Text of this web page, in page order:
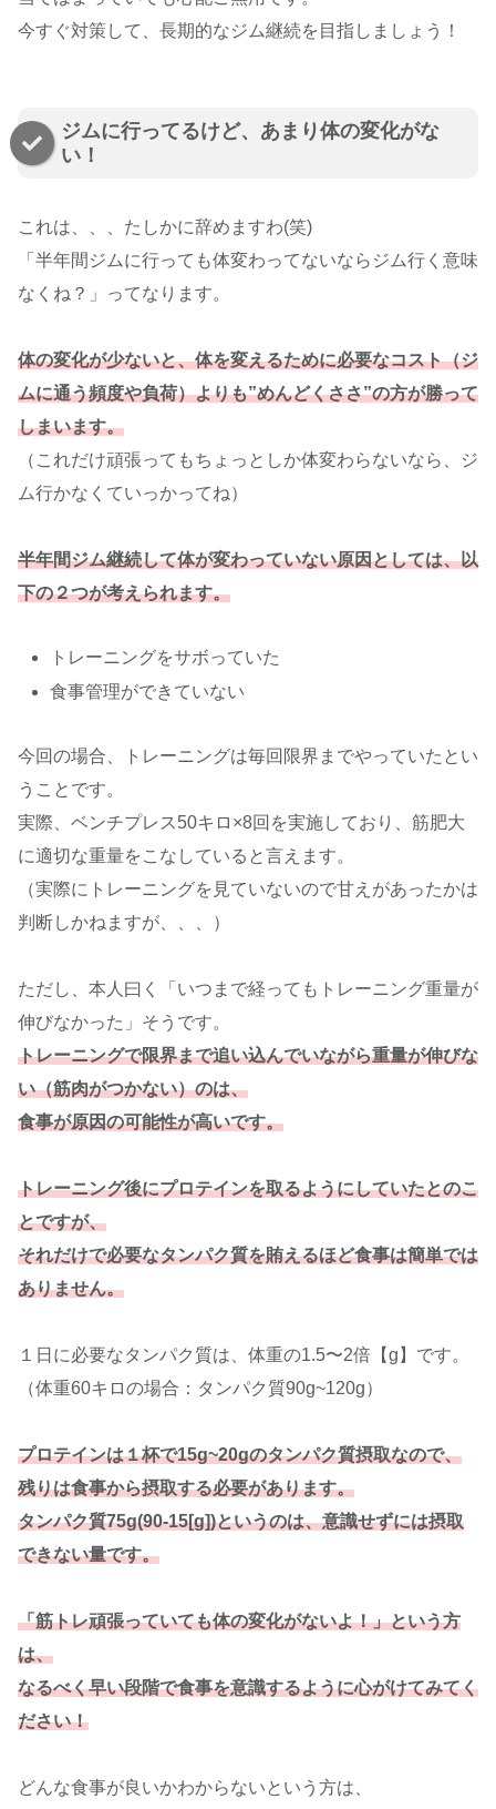
今すぐ対策して、長期的なジム継続を目指しましょう！
ジムに行ってるけど、あまり体の変化がな
い！
これは、、、たしかに辞めますわ(笑)
「半年間ジムに行っても体変わってないならジム行く意味
なくね？」ってなります。
体の変化が少ないと、体を変えるために必要なコスト（ジ
ムに通う頻度や負荷）よりも”めんどくささ”の方が勝って
しまいます。
（これだけ頑張ってもちょっとしか体変わらないなら、ジ
ム行かなくていっかってね）
半年間ジム継続して体が変わっていない原因としては、以
下の２つが考えられます。
トレーニングをサボっていた
食事管理ができていない
今回の場合、トレーニングは毎回限界までやっていたとい
うことです。
実際、ベンチプレス50キロ×8回を実施しており、筋肥大
に適切な重量をこなしていると言えます。
（実際にトレーニングを見ていないので甘えがあったかは
判断しかねますが、、、）
ただし、本人曰く「いつまで経ってもトレーニング重量が
伸びなかった」そうです。
トレーニングで限界まで追い込んでいながら重量が伸びな
い（筋肉がつかない）のは、
食事が原因の可能性が高いです。
トレーニング後にプロテインを取るようにしていたとのこ
とですが、
それだけで必要なタンパク質を賄えるほど食事は簡単では
ありません。
１日に必要なタンパク質は、体重の1.5〜2倍【g】です。
（体重60キロの場合：タンパク質90g~120g）
プロテインは１杯で15g~20gのタンパク質摂取なので、
残りは食事から摂取する必要があります。
タンパク質75g(90-15[g])というのは、意識せずには摂取
できない量です。
「筋トレ頑張っていても体の変化がないよ！」という方
は、
なるべく早い段階で食事を意識するように心がけてみてく
ださい！
どんな食事が良いかわからないという方は、